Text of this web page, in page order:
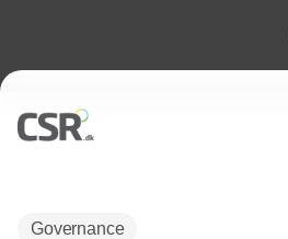
Governance